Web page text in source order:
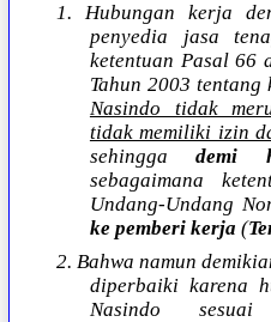
1. Hubungan kerja
penyedia jasa
ketentuan Pasal 66
Tahun 2003 tentang
Nasindo tidak
tidak memiliki izin
sehinggademi
sebagaimana
Undang-Undang
ke pemberi kerja (
2. Bahwa namun
diperbaiki karena
Nasindo